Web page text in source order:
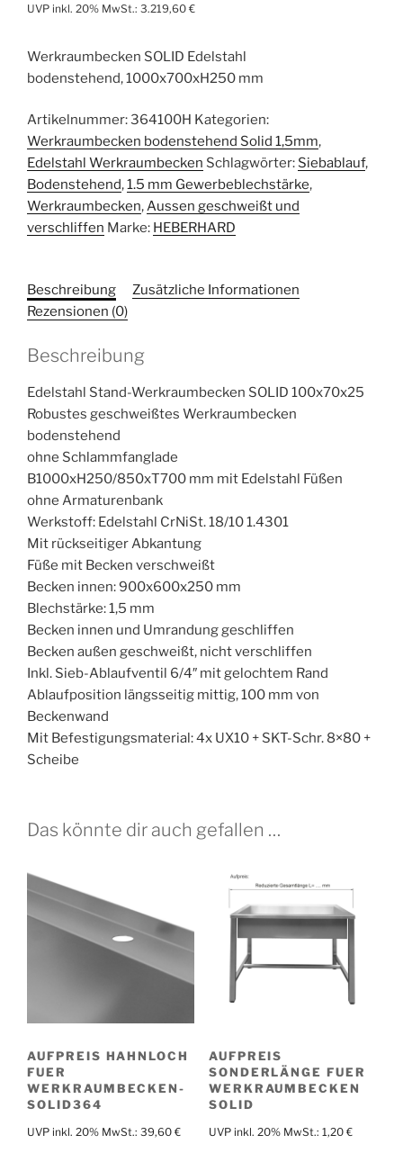
UVP inkl. 20% MwSt.: 3.219,60 €
Werkraumbecken SOLID Edelstahl
bodenstehend, 1000x700xH250 mm
Artikelnummer:364100H Kategorien:
Werkraumbecken bodenstehend Solid 1,5mm,
Edelstahl Werkraumbecken Schlagwörter: Siebablauf,
Bodenstehend,1.5 mm Gewerbeblechstärke,
Werkraumbecken,Aussen geschweißt und
verschliffen Marke: HEBERHARD
Beschreibung
Zusätzliche Informationen
Rezensionen (0)
Beschreibung
Edelstahl Stand-Werkraumbecken SOLID 100x70x25
Robustes geschweißtes Werkraumbecken
bodenstehend
ohne Schlammfanglade
B1000xH250/850xT700 mm mit Edelstahl Füßen
ohne Armaturenbank
Werkstoff: Edelstahl CrNiSt. 18/10 1.4301
Mit rückseitiger Abkantung
Füße mit Becken verschweißt
Becken innen: 900x600x250 mm
Blechstärke: 1,5 mm
Becken innen und Umrandung geschliffen
Becken außen geschweißt, nicht verschliffen
Inkl. Sieb-Ablaufventil 6/4″ mit gelochtem Rand
Ablaufposition längsseitig mittig, 100 mm von
Beckenwand
Mit Befestigungsmaterial: 4x UX10 + SKT-Schr. 8×80 +
Scheibe
Das könnte dir auch gefallen …
AUFPREIS HAHNLOCH
FUER
WERKRAUMBECKEN-
SOLID364
UVP inkl. 20% MwSt.: 39,60 €
AUFPREIS
SONDERLÄNGE FUER
WERKRAUMBECKEN
SOLID
UVP inkl. 20% MwSt.: 1,20 €